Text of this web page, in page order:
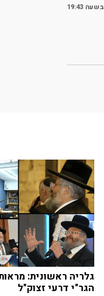
גלריה ראשונית:
הגר"י דרעי זצוק"ל